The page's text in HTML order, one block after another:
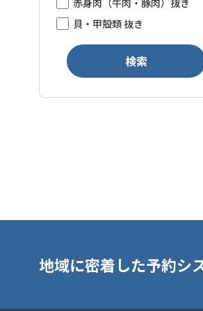
貝・甲殻類 抜き
検索
地域に密着した予約シ